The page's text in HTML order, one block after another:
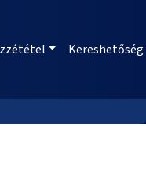
Kereshetőség